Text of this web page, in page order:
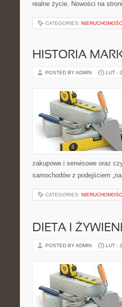
realne życie. Nowości na
CATEGORIES:
HISTORIA
POSTED BY ADMIN LUT -
zakupowe i serwisowe oraz
samochodów z podejściem
CATEGORIES:
DIETA I
POSTED BY ADMIN LUT -